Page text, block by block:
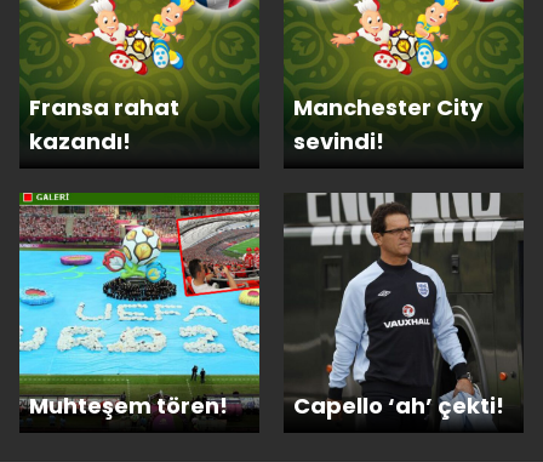
Fransa rahat
kazandı!
Manchester City
sevindi!
Muhteşem tören! Capello ‘ah’ çekti!